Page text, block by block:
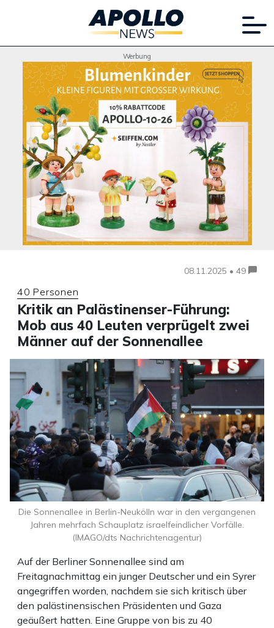
Werbung
08.11.2025 • 49
40 Personen
Kritik an Palästinenser-Führung:
Mob aus 40 Leuten verprügelt zwei
Männer auf der Sonnenallee
Auf der Berliner Sonnenallee sind am
Freitagnachmittag ein junger Deutscher und ein Syrer
angegriffen worden, nachdem sie sich kritisch über
den palästinensischen Präsidenten und Gaza
geäußert hatten. Eine Gruppe von bis zu 40
Die Sonnenallee in Berlin-Neukölln war in den vergangenen
Jahren mehrfach Schauplatz israelfeindlicher Vorfälle.
(IMAGO/dts Nachrichtenagentur)